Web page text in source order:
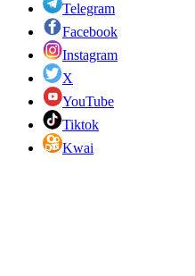
Telegram
Facebook
Instagram
X
YouTube
Tiktok
Kwai